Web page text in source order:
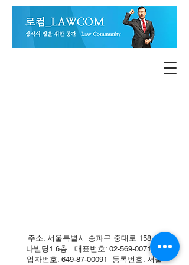
주소: 서울특별시 송파구 중대로 158 유
나빌딩1 6층 대표번호: 02-569-0071사
업자번호: 649-87-00091 등록번호: 서울